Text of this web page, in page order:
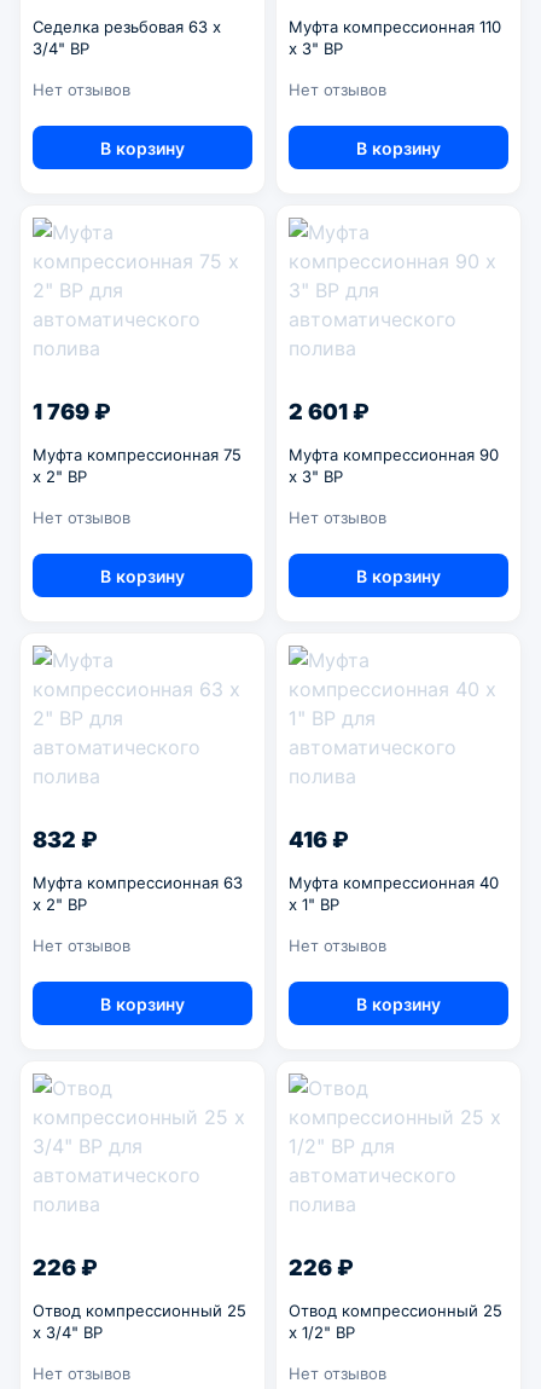
Седелка резьбовая 63 x
3/4" ВР
Нет отзывов
В корзину
Муфта компрессионная 110
x 3" ВР
Нет отзывов
В корзину
1 769 ₽
Муфта компрессионная 75
x 2" ВР
Нет отзывов
В корзину
2 601 ₽
Муфта компрессионная 90
x 3" ВР
Нет отзывов
В корзину
832 ₽
Муфта компрессионная 63
x 2" ВР
Нет отзывов
В корзину
416 ₽
Муфта компрессионная 40
x 1" ВР
Нет отзывов
В корзину
226 ₽
Отвод компрессионный 25
x 3/4" ВР
Нет отзывов
226 ₽
Отвод компрессионный 25
x 1/2" ВР
Нет отзывов